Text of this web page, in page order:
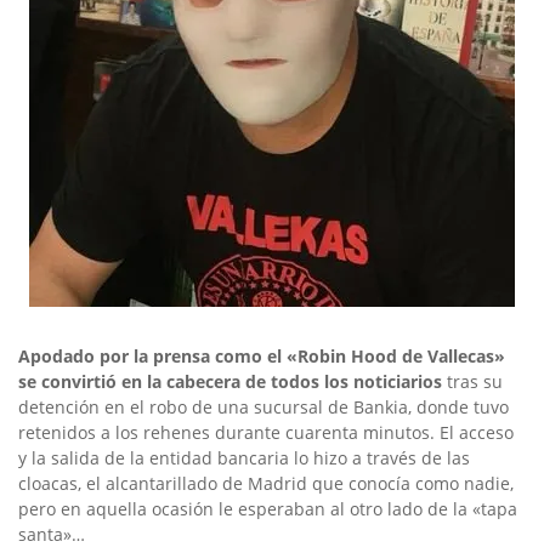
Apodado por la prensa como el «Robin Hood de Vallecas»
se convirtió en la cabecera de todos los noticiarios tras su
detención en el robo de una sucursal de Bankia, donde tuvo
retenidos a los rehenes durante cuarenta minutos. El acceso
y la salida de la entidad bancaria lo hizo a través de las
cloacas, el alcantarillado de Madrid que conocía como nadie,
pero en aquella ocasión le esperaban al otro lado de la «tapa
santa»…